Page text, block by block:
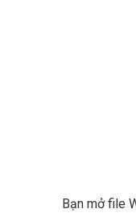
Bạn mở file